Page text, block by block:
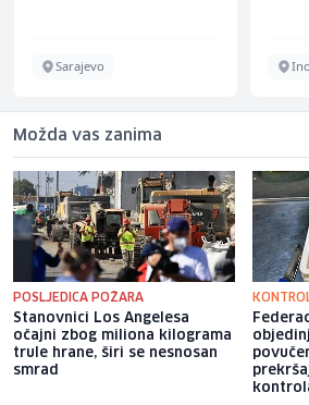
Sarajevo
Možda vas zanima
POSLJEDICA POŽARA
Stanovnici Los Angelesa
očajni zbog miliona kilograma
trule hrane, širi se nesnosan
smrad